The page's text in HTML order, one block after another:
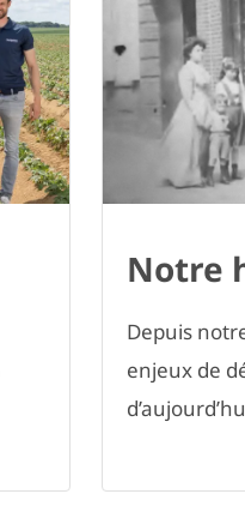
Notre
Depuis
enjeux de